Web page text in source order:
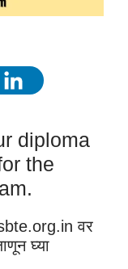
diploma
the
वर
घ्या